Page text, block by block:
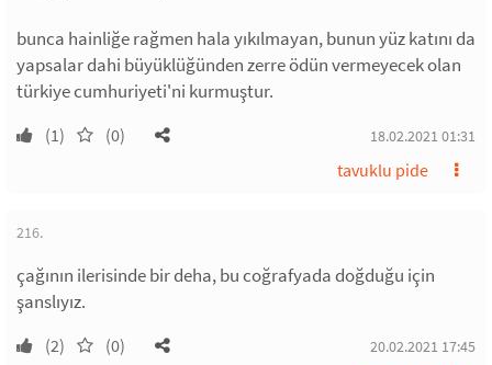
bunca hainliğe rağmen hala yıkılmayan, bunun yüz katını da
yapsalar dahi büyüklüğünden zerre ödün vermeyecek olan
türkiye cumhuriyeti'ni kurmuştur.
(1) (0) 18.02.2021 01:31
tavuklu pide
216.
çağının ilerisinde bir deha, bu coğrafyada doğduğu için
şanslıyız.
(2) (0) 20.02.2021 17:45